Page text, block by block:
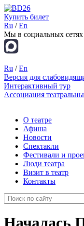
Купить билет
Ru /En
Мы в социальных сетях
Ru / En
Версия для
Интерактивный тур
Ассоциация
О театре
Афиша
Новости
Спектакли
Фестивали и
Люди театра
Визит в театр
Контакты